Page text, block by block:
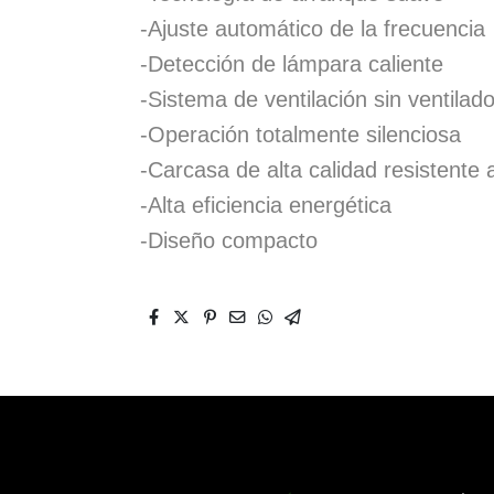
-Ajuste automático de la frecuencia
-Detección de lámpara caliente
-Sistema de ventilación sin
-Operación totalmente silenciosa
-Carcasa de alta calidad resistente
-Alta eficiencia energética
-Diseño compacto